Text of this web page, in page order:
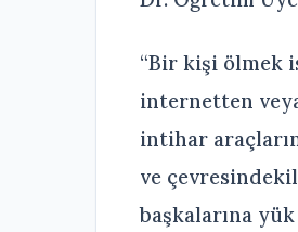
“Bir kişi ölmek
internetten
intihar
ve
başkalarına